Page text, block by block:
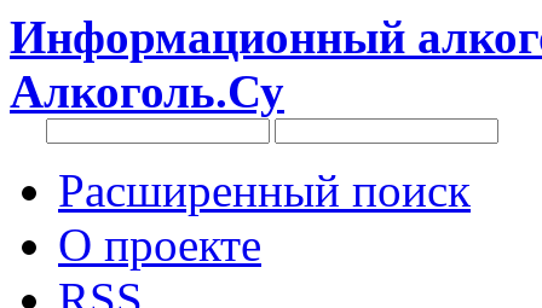
Информационный
Алкоголь.Су
Расширенный поиск
О проекте